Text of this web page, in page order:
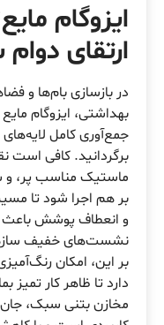
ایزوگام
ارتقای دوام
در بازسازی بام‌ها و
بهداشتی، ایزوگام
جمع‌آوری کامل
برگردانید. کافی است
ماستیک مناسب پر،
بر هم اجرا شود تا
و انعطاف پوشش
نشست‌های خفیف سازه
بر این، امکان
دارد تا ظاهر کار تمیز
مخازن بتنی سبک،